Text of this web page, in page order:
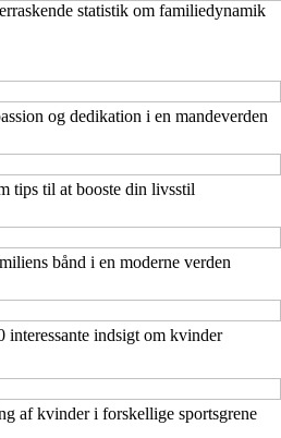
statistik om familiedynamik
og dedikation i en mandeverden
tips til at booste din livsstil
bånd i en moderne verden
interessante indsigt om kvinder
af kvinder i forskellige sportsgrene